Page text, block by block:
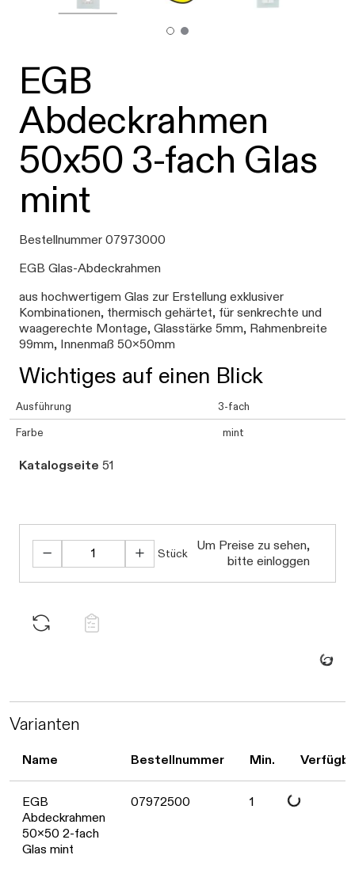
EGB
Abdeckrahmen
50x50 3-fach Glas
mint
Bestellnummer 07973000
EGB Glas-Abdeckrahmen
aus hochwertigem Glas zur Erstellung exklusiver
Kombinationen, thermisch gehärtet, für senkrechte und
waagerechte Montage, Glasstärke 5mm, Rahmenbreite
99mm, Innenmaß 50x50mm
Wichtiges auf einen Blick
Ausführung 3-fach
Farbe mint
Katalogseite 51
Stück
Um Preise zu sehen,
bitte einloggen
Varianten
Name Bestellnummer Min.
EGB
Abdeckrahmen
50x50 2-fach
Glas mint
07972500 1 Daten